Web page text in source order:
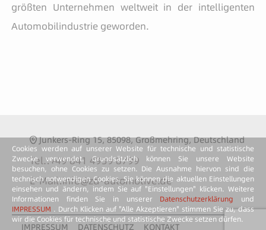
größten Unternehmen weltweit in der intelligenten
Automobilindustrie geworden.
Junkers-Ring 15, 85098, Großmehring, Deutschland
Tel.:+49 841 4939 8799
E-Mail:info@zd-automotive.de
IMPRESSUM DATENSCHUTZ KONTAKT
Cookies werden auf unserer Website für technische und statistische
Zwecke verwendet. Grundsätzlich können Sie unsere Website
besuchen, ohne Cookies zu setzen. Die Ausnahme hiervon sind die
technisch notwendigen Cookies. Sie können die aktuellen Einstellungen
einsehen und ändern, indem Sie auf "Einstellungen" klicken. Weitere
Informationen finden Sie in unserer Datenschutzerklärung und
IMPRESSUM . Durch Klicken auf "Alle Akzeptieren" stimmen Sie zu, dass
wir die Cookies für technische und statistische Zwecke setzen dürfen.